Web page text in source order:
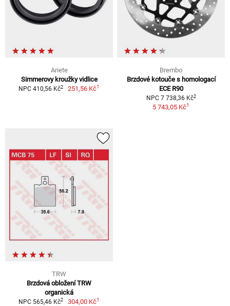
Ariete
Simmerovy kroužky vidlice
NPC 410,56 Kč2 251,56 Kč1
Brembo
Brzdové kotouče s homologací
ECE R90
NPC 7 738,36 Kč2
5 743,05 Kč1
TRW
Brzdová obložení TRW
organická
NPC 565,46 Kč2 304,00 Kč1